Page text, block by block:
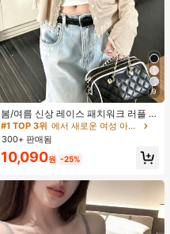
9
봄/여름 신상 레이스 패치워크 러플 소
프트 니트 가디건 경량 자외선 차단 재
킷 탑 여성용
#1 TOP 3위
에서 새로운 여성 아우터웨어
높은 재방문 고객
거의 매진!
#1 TOP 3위
에서 새로운 여성 아우터웨어
높은 재방문 고객
#1 TOP 3위
에서 새로운 여성 아우터웨어
높은 재방문 고객
#1 TOP 3위
높은 재방문 고객
300+ 판매됨
10,090원 -25%